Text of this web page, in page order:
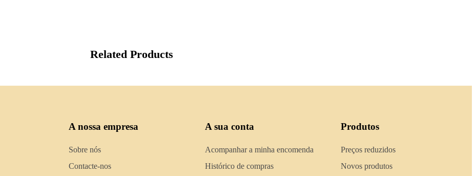
Related Products
A nossa empresa
Sobre nós
Contacte-nos
A sua conta
Acompanhar a minha encomenda
Histórico de compras
Produtos
Preços reduzidos
Novos produtos